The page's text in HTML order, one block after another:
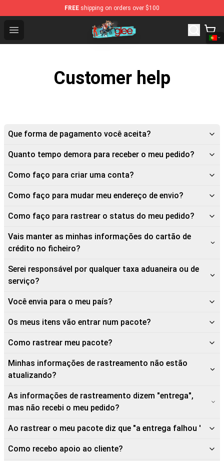
FREE shipping on orders over $100
Open menu
Glee Store - Official Glee Merchandise Shop
Customer help
Que forma de pagamento você aceita?
Quanto tempo demora para receber o meu pedido?
Como faço para criar uma conta?
Como faço para mudar meu endereço de envio?
Como faço para rastrear o status do meu pedido?
Vais manter as minhas informações do cartão de
crédito no ficheiro?
Serei responsável por qualquer taxa aduaneira ou de
serviço?
Você envia para o meu país?
Os meus itens vão entrar num pacote?
Como rastrear meu pacote?
Minhas informações de rastreamento não estão
atualizando?
As informações de rastreamento dizem "entrega",
mas não recebi o meu pedido?
Ao rastrear o meu pacote diz que "a entrega falhou '
Como recebo apoio ao cliente?